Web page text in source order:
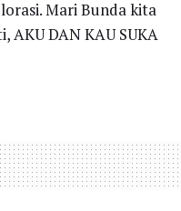
Mari Bunda kita
AKU DAN KAU SUKA